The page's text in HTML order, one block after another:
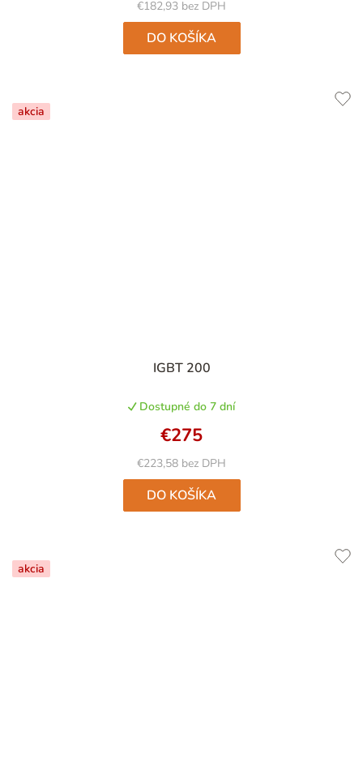
5
hviezdičiek.
€182,93 bez DPH
DO KOŠÍKA
akcia
IGBT 200hodnotenie
je
5,0
z
5
hviezdičiek.
Dostupné do 7 dní
€223,58 bez DPH
€275
DO KOŠÍKA
akcia